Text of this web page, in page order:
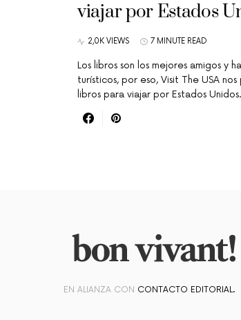
viajar por Estados
2,0K VIEWS 7 MINUTE READ
Los libros son los mejores amigos y
turísticos, por eso, Visit The USA
libros para viajar por Estados Unidos.
EN ALIANZA CON CONTACTO EDITORIAL.